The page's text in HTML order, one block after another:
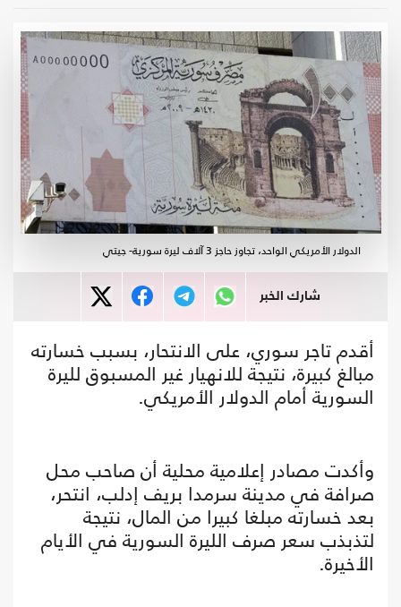
الدولار الأمريكي الواحد، تجاوز حاجز 3 آلاف ليرة سورية- جيتي
شارك الخبر
أقدم تاجر سوري، على الانتحار، بسبب خسارته
مبالغ كبيرة، نتيجة للانهيار غير المسبوق لليرة
السورية أمام الدولار الأمريكي.
وأكدت مصادر إعلامية محلية أن صاحب محل
صرافة في مدينة سرمدا بريف إدلب، انتحر،
بعد خسارته مبلغا كبيرا من المال، نتيجة
لتذبذب سعر صرف الليرة السورية في الأيام
الأخيرة.